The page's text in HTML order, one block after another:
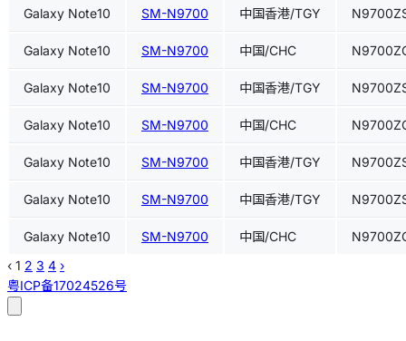
Galaxy Note10 SM-N9700 中国香港/TGY
Galaxy Note10 SM-N9700 中国/CHC
Galaxy Note10 SM-N9700 中国香港/TGY
Galaxy Note10 SM-N9700 中国/CHC
Galaxy Note10 SM-N9700 中国香港/TGY
Galaxy Note10 SM-N9700 中国香港/TGY
Galaxy Note10 SM-N9700 中国/CHC
‹ 1 2 3 4 ›
粤ICP备17024526号